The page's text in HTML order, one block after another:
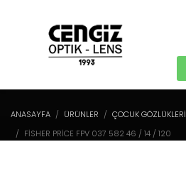
ANASAYFA ÜRÜNLER ÇOCUK GÖZLÜKLERİ
FISHER PRICE FPV 037 582 46 / 14 / 120